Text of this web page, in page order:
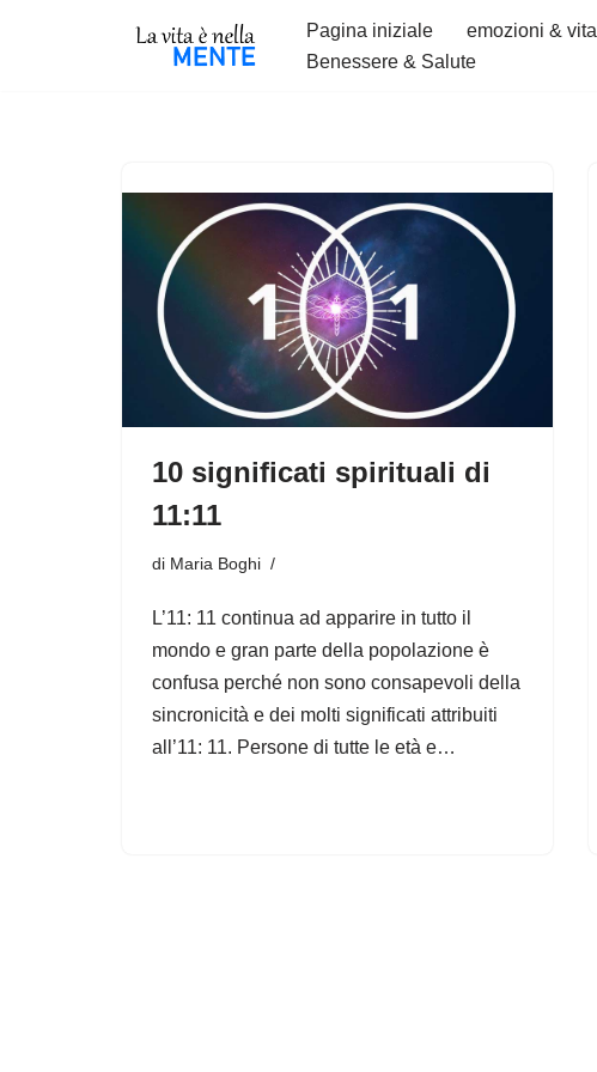
Pagina iniziale emozioni & vita
Benessere & Salute
10 significati spirituali di
11:11
di Maria Boghi
L’11: 11 continua ad apparire in tutto il
mondo e gran parte della popolazione è
confusa perché non sono consapevoli della
sincronicità e dei molti significati attribuiti
all’11: 11. Persone di tutte le età e…